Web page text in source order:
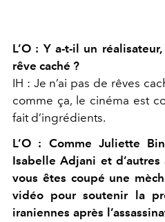
L’O : Y a-t-il un
rêve caché ?
IH : Je n’ai pas de rêves
comme ça, le cinéma est
fait d’ingrédients.
L’O : Comme Juliette
Isabelle Adjani et d’autres
vous êtes coupé une
vidéo pour soutenir la
iraniennes après